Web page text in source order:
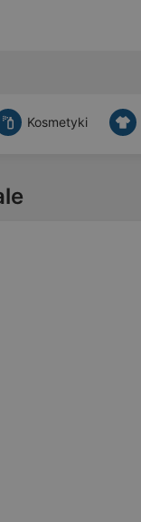
Kosmetyki